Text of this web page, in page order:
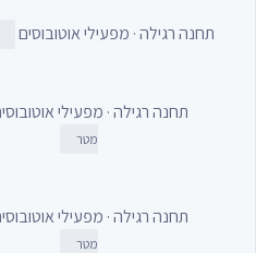
תחנה רגילה · מפעילי אוטובוסים
תחנה רגילה · מפעילי אוטובוסים
מטר
תחנה רגילה · מפעילי אוטובוסים
מטר